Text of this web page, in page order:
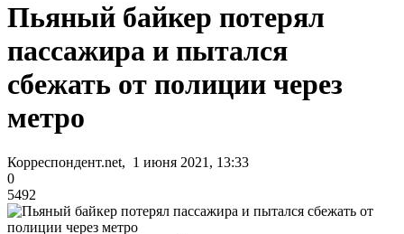
Пьяный байкер потерял
пассажира и пытался
сбежать от полиции через
метро
Корреспондент.net, 1 июня 2021, 13:33
0
5492